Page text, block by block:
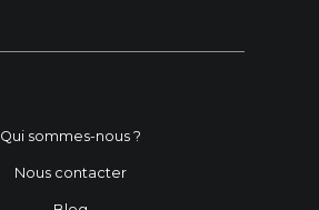
Qui sommes-nous ?
Nous contacter